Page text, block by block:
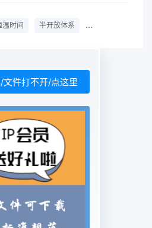
温时间 半开放体系 鄂尔多斯盆地
件打不开/点这里